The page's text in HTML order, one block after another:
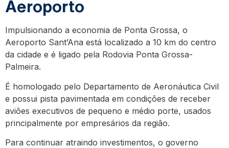
Aeroporto
Impulsionando a economia de Ponta Grossa, o
Aeroporto Sant’Ana está localizado a 10 km do centro
da cidade e é ligado pela Rodovia Ponta Grossa-
Palmeira.
É homologado pelo Departamento de Aeronáutica Civil
e possui pista pavimentada em condições de receber
aviões executivos de pequeno e médio porte, usados
principalmente por empresários da região.
Para continuar atraindo investimentos, o governo